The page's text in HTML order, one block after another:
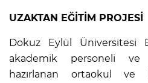
UZAKTAN EĞİTİM PROJESİ
Dokuz Eylül Üniversitesi
akademik personeli ve
hazırlanan ortaokul